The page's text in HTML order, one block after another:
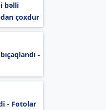
bəlli
çoxdur
-
- Fotolar